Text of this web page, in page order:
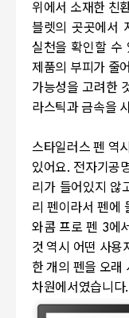
위에서 소재한 친
블렛의 곳곳에서
실천을 확인할 수
제품의 부피가 줄
가능성을 고려한
라스틱과 금속을
스타일러스 펜 역
있어요. 전자기공
리가 들어있지 않
리 펜이라서 펜에
와콤 프로 펜 3에
것 역시 어떤 사용
한 개의 펜을 오래
차원에서였습니다.